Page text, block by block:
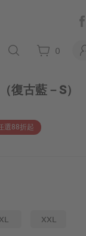
0
（復古藍－S）
選88折起
XL XXL